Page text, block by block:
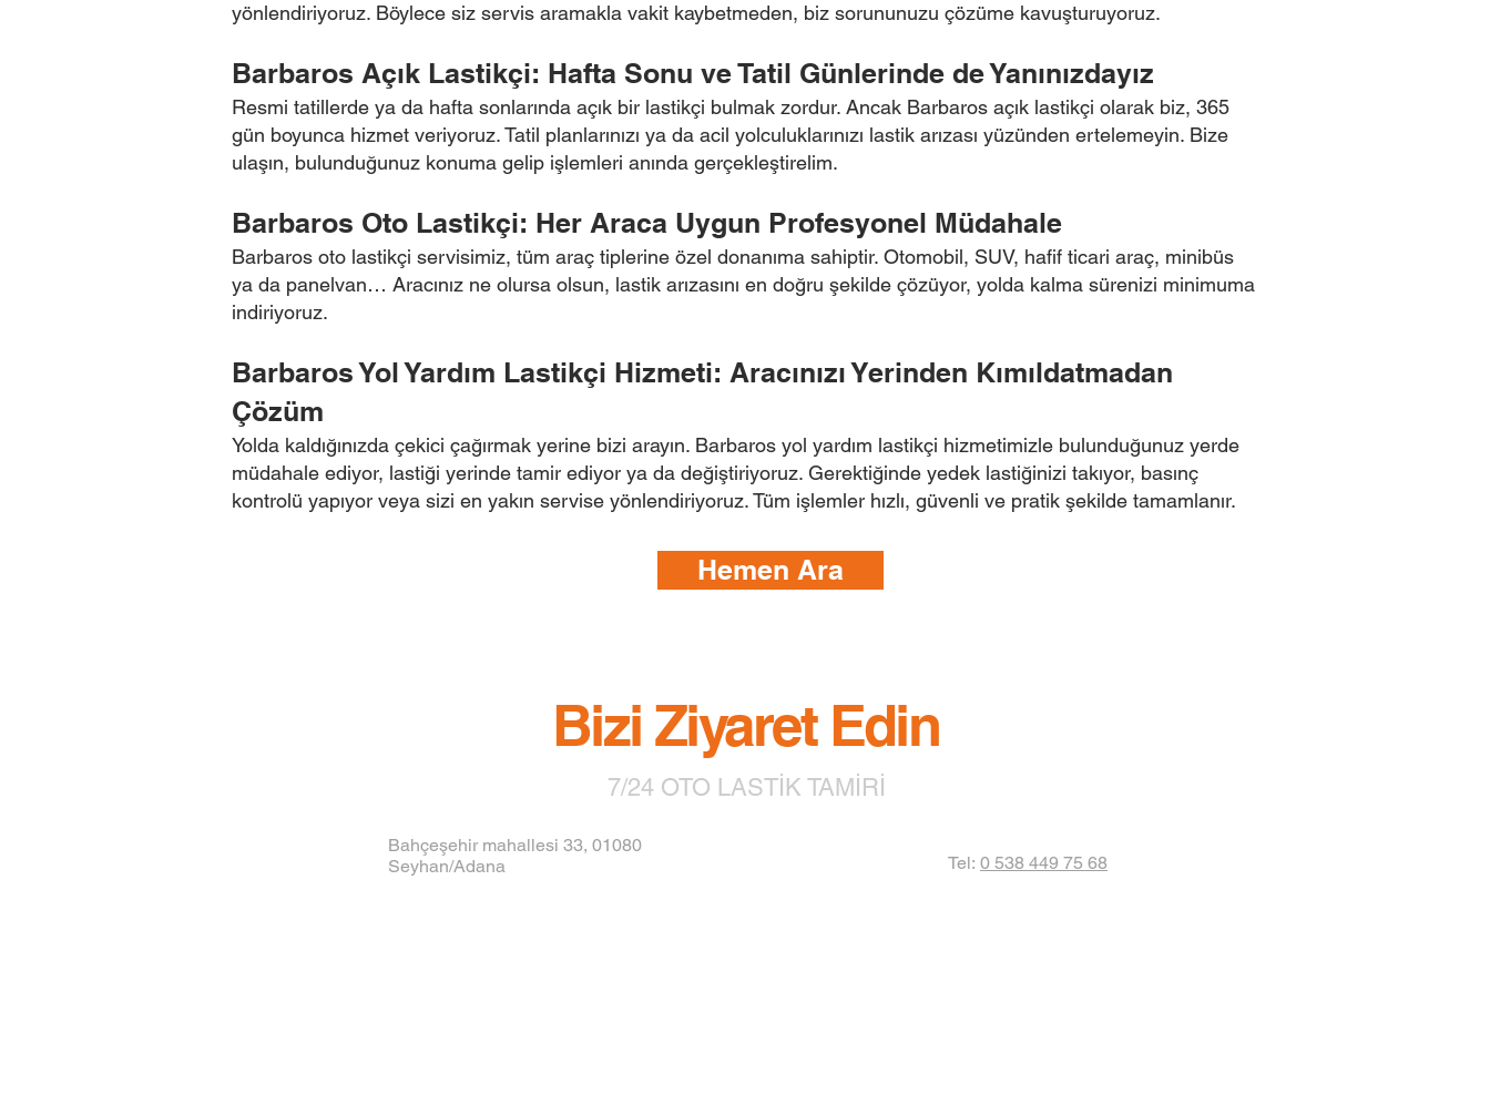
yönlendiriyoruz. Böylece siz servis aramakla vakit kaybetmeden, biz sorununuzu çözüme kavuşturuyoruz.
Barbaros Açık Lastikçi: Hafta Sonu ve Tatil Günlerinde de Yanınızdayız
Resmi tatillerde ya da hafta sonlarında açık bir lastikçi bulmak zordur. Ancak Barbaros açık lastikçi olarak biz, 365
gün boyunca hizmet veriyoruz. Tatil planlarınızı ya da acil yolculuklarınızı lastik arızası yüzünden ertelemeyin. Bize
ulaşın, bulunduğunuz konuma gelip işlemleri anında gerçekleştirelim.
Barbaros Oto Lastikçi: Her Araca Uygun Profesyonel Müdahale
Barbaros oto lastikçi servisimiz, tüm araç tiplerine özel donanıma sahiptir. Otomobil, SUV, hafif ticari araç, minibüs
ya da panelvan… Aracınız ne olursa olsun, lastik arızasını en doğru şekilde çözüyor, yolda kalma sürenizi minimuma
indiriyoruz.
Barbaros Yol Yardım Lastikçi Hizmeti: Aracınızı Yerinden Kımıldatmadan
Çözüm
Yolda kaldığınızda çekici çağırmak yerine bizi arayın. Barbaros yol yardım lastikçi hizmetimizle bulunduğunuz yerde
müdahale ediyor, lastiği yerinde tamir ediyor ya da değiştiriyoruz. Gerektiğinde yedek lastiğinizi takıyor, basınç
kontrolü yapıyor veya sizi en yakın servise yönlendiriyoruz. Tüm işlemler hızlı, güvenli ve pratik şekilde tamamlanır.
Hemen Ara
Bizi Ziyaret Edin
7/24 OTO LASTİK TAMİRİ
Bahçeşehir mahallesi 33, 01080
Seyhan/Adana
Tel: 0 538 449 75 68